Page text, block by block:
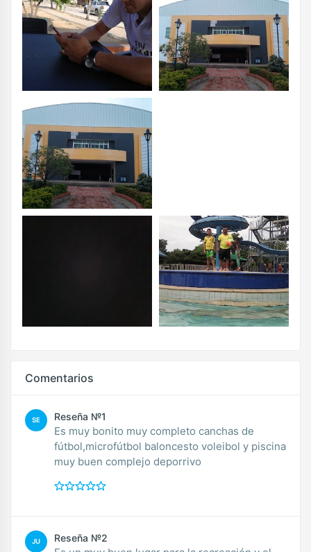
Comentarios
SE Reseña №1
Es muy bonito muy completo canchas de
fútbol,microfútbol baloncesto voleibol y piscina
muy buen complejo deporrivo
JU Reseña №2